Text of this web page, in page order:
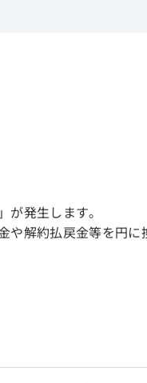
発生します。
解約払戻金等を円